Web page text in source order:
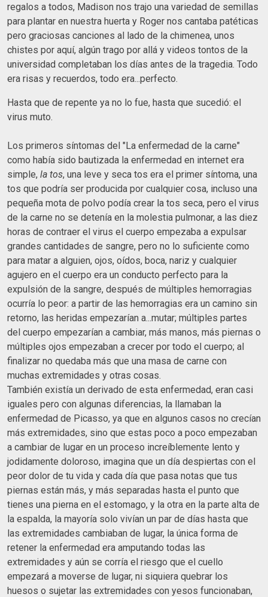
regalos a todos, Madison nos trajo una variedad de semillas
para plantar en nuestra huerta y Roger nos cantaba patéticas
pero graciosas canciones al lado de la chimenea, unos
chistes por aquí, algún trago por allá y videos tontos de la
universidad completaban los días antes de la tragedia. Todo
era risas y recuerdos, todo era...perfecto.
Hasta que de repente ya no lo fue, hasta que sucedió: el
virus muto.
Los primeros síntomas del "La enfermedad de la carne"
como había sido bautizada la enfermedad en internet era
simple, la tos, una leve y seca tos era el primer síntoma, una
tos que podría ser producida por cualquier cosa, incluso una
pequeña mota de polvo podía crear la tos seca, pero el virus
de la carne no se detenía en la molestia pulmonar, a las diez
horas de contraer el virus el cuerpo empezaba a expulsar
grandes cantidades de sangre, pero no lo suficiente como
para matar a alguien, ojos, oídos, boca, nariz y cualquier
agujero en el cuerpo era un conducto perfecto para la
expulsión de la sangre, después de múltiples hemorragias
ocurría lo peor: a partir de las hemorragias era un camino sin
retorno, las heridas empezarían a...mutar; múltiples partes
del cuerpo empezarían a cambiar, más manos, más piernas o
múltiples ojos empezaban a crecer por todo el cuerpo; al
finalizar no quedaba más que una masa de carne con
muchas extremidades y otras cosas.
También existía un derivado de esta enfermedad, eran casi
iguales pero con algunas diferencias, la llamaban la
enfermedad de Picasso, ya que en algunos casos no crecían
más extremidades, sino que estas poco a poco empezaban
a cambiar de lugar en un proceso increíblemente lento y
jodidamente doloroso, imagina que un día despiertas con el
peor dolor de tu vida y cada día que pasa notas que tus
piernas están más, y más separadas hasta el punto que
tienes una pierna en el estomago, y la otra en la parte alta de
la espalda, la mayoría solo vivían un par de días hasta que
las extremidades cambiaban de lugar, la única forma de
retener la enfermedad era amputando todas las
extremidades y aún se corría el riesgo que el cuello
empezará a moverse de lugar, ni siquiera quebrar los
huesos o sujetar las extremidades con yesos funcionaban,